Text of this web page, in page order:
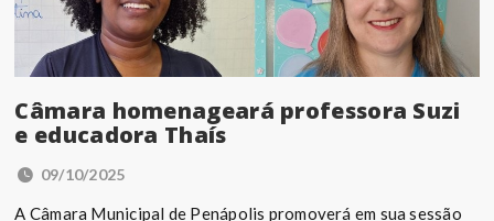
Câmara homenageará professora Suzi
e educadora Thaís
09/10/2025
A Câmara Municipal de Penápolis promoverá em sua sessão